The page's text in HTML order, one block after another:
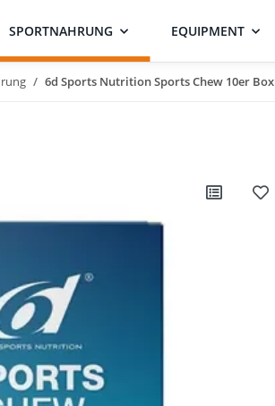
SPORTNAHRUNG EQUIPMENT
6d Sports Nutrition Sports Chew 10er Box